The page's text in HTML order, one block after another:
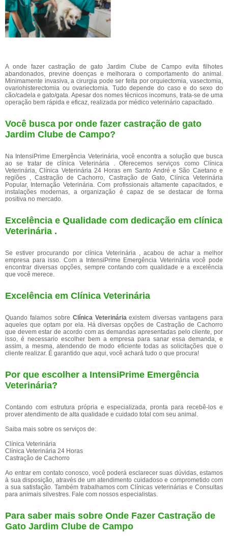
A onde fazer castração de gato Jardim Clube de Campo evita filhotes
abandonados, previne doenças e melhorara o comportamento do animal.
Minimamente invasiva, a cirurgia pode ser feita por orquiectomia, vasectomia,
ovariohisterectomia ou ovariectomia. Tudo depende do caso e do sexo do
cão/cadela e gato/gata. Apesar dos nomes técnicos incomuns, trata-se de uma
operação bem rápida e eficaz, realizada por médico veterinário capacitado.
Você busca por onde fazer castração de gato
Jardim Clube de Campo?
Na IntensiPrime Emergência Veterinária, você encontra a solução que busca
ao se tratar de clínica Veterinária . Oferecemos serviços como Clínica
Veterinária, Clínica Veterinária 24 Horas em Santo André e São Caetano e
regiões , Castração de Cachorro, Castração de Gato, Clínica Veterinária
Popular, Internação Veterinária. Com profissionais altamente capacitados, e
instalações modernas, a organização é capaz de se destacar de forma
positiva no mercado.
Excelência e Qualidade com dedicação em clínica
Veterinária .
Se estiver procurando por clínica Veterinária , acabou de achar a melhor
empresa para isso. Com a IntensiPrime Emergência Veterinária você pode
encontrar diversas opções, sempre contando com qualidade e a excelência
que você merece.
Excelência em Clínica Veterinária
Quando falamos sobre Clínica Veterináriaexistem diversas vantagens para
aqueles que optam por ela. Há diversas opções de Castração de Cachorro
que devem estar de acordo com as demandas apresentadas pelo cliente, por
isso, é necessario escolher bem a empresa para sanar essa demanda, e
assim, a mesma, atendendo de modo eficiente todas as solicitações que o
cliente realizar. É garantido que aqui, você achará tudo o que procura!
Por que escolher a IntensiPrime Emergência
Veterinária?
Contando com estrutura própria e especializada, pronta para recebê-los e
prover atendimento de alta qualidade e cuidado total com seu animal.
Saiba mais sobre os serviços de:
Clínica Veterinária
Clínica Veterinária 24 Horas
Castração de Cachorro
Ao entrar em contato conosco, você poderá esclarecer suas dúvidas, estamos
à sua disposição, através de um atendimento cuidadoso e comprometido com
a sua satisfação. Também trabalhamos com Clínicas veterinárias e Consultas
para animais silvestres. Fale com nossos especialistas.
Para saber mais sobre Onde Fazer Castração de
Gato Jardim Clube de Campo